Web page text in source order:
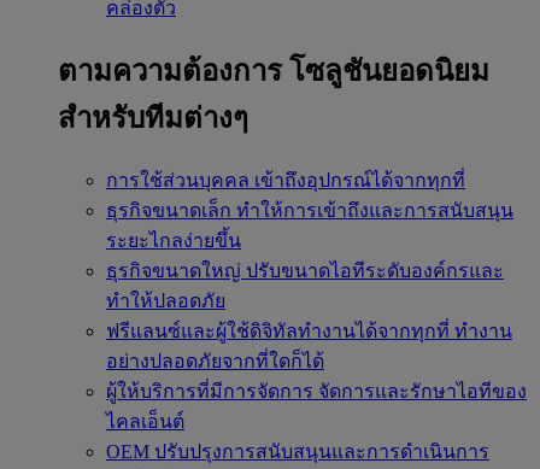
คล่องตัว
ตามความต้องการ โซลูชันยอดนิยม
สำหรับทีมต่างๆ
การใช้ส่วนบุคคล เข้าถึงอุปกรณ์ได้จากทุกที่
ธุรกิจขนาดเล็ก ทำให้การเข้าถึงและการสนับสนุน
ระยะไกลง่ายขึ้น
ธุรกิจขนาดใหญ่ ปรับขนาดไอทีระดับองค์กรและ
ทำให้ปลอดภัย
ฟรีแลนซ์และผู้ใช้ดิจิทัลทำงานได้จากทุกที่ ทำงาน
อย่างปลอดภัยจากที่ใดก็ได้
ผู้ให้บริการที่มีการจัดการ จัดการและรักษาไอทีของ
ไคลเอ็นต์
OEM ปรับปรุงการสนับสนุนและการดำเนินการ